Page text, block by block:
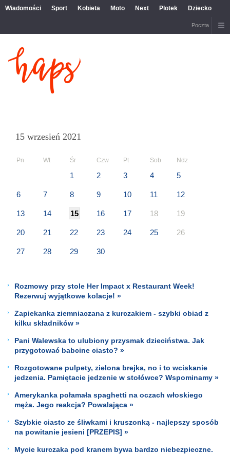
Wiadomości Sport Kobieta Moto Next Plotek Dziecko
Poczta
15 wrzesień 2021
Pn Wt Śr Czw Pt Sob Ndz
1 2 3 4 5
6 7 8 9 10 11 12
13 14 15 16 17 18 19
20 21 22 23 24 25 26
27 28 29 30
Rozmowy przy stole Her Impact x Restaurant Week!
Rezerwuj wyjątkowe kolacje! »
Zapiekanka ziemniaczana z kurczakiem - szybki obiad z
kilku składników »
Pani Walewska to ulubiony przysmak dzieciństwa. Jak
przygotować babcine ciasto? »
Rozgotowane pulpety, zielona brejka, no i to wciskanie
jedzenia. Pamiętacie jedzenie w stołówce? Wspominamy »
Amerykanka połamała spaghetti na oczach włoskiego
męża. Jego reakcja? Powalająca »
Szybkie ciasto ze śliwkami i kruszonką - najlepszy sposób
na powitanie jesieni [PRZEPIS] »
Mycie kurczaka pod kranem bywa bardzo niebezpieczne.